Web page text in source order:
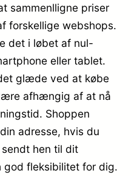
sammenlligne priser
forskellige webshops.
det i løbet af nul-
eller tablet.
glæde ved at købe
afhængig af at nå
Shoppen
adresse, hvis du
hen til dit
god fleksibilitet for dig.